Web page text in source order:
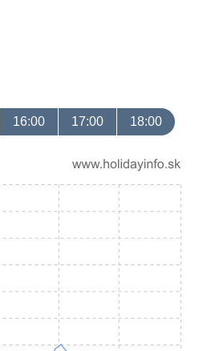
16:00 17:00 18:00